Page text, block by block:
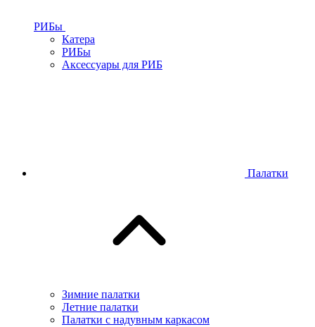
РИБы
Катера
РИБы
Аксессуары для РИБ
Палатки
Зимние палатки
Летние палатки
Палатки с надувным каркасом